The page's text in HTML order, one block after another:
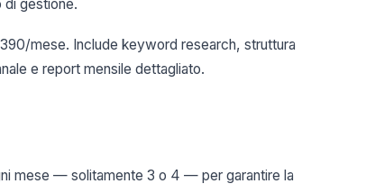
gestione.
mese. Include keyword research, struttura
e report mensile dettagliato.
mese — solitamente 3 o 4 — per garantire la